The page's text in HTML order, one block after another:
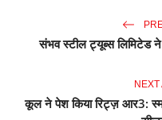
संभव स्टील ट्यूब्स लिमिटेड
NEXT
कूल ने पेश किया रिट्ज़ आर3: